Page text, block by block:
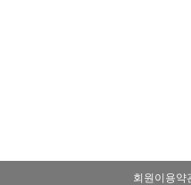
회원이용약